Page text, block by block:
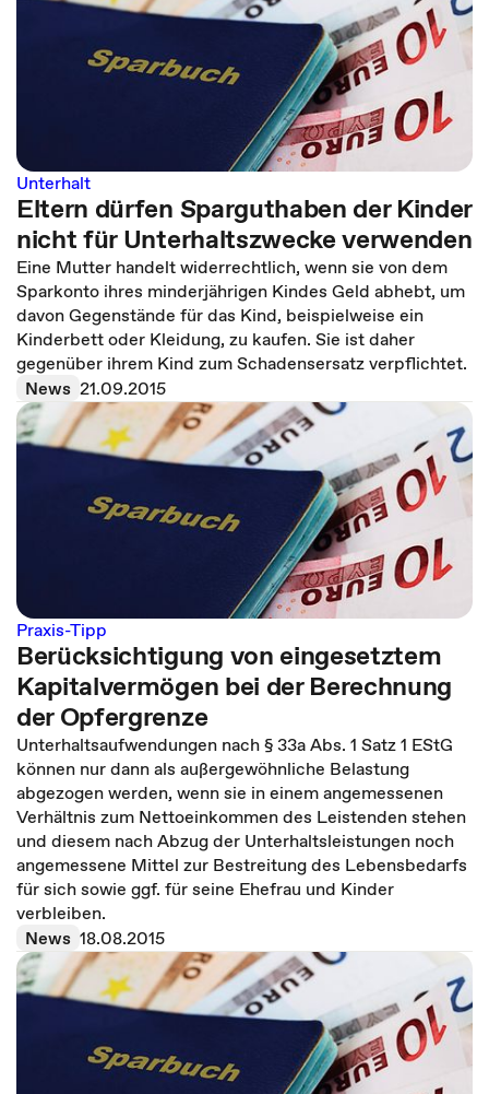
Unterhalt
Eltern dürfen Sparguthaben der Kinder
nicht für Unterhaltszwecke verwenden
Eine Mutter handelt widerrechtlich, wenn sie von dem
Sparkonto ihres minderjährigen Kindes Geld abhebt, um
davon Gegenstände für das Kind, beispielweise ein
Kinderbett oder Kleidung, zu kaufen. Sie ist daher
gegenüber ihrem Kind zum Schadensersatz verpflichtet.
News 21.09.2015
Praxis-Tipp
Berücksichtigung von eingesetztem
Kapitalvermögen bei der Berechnung
der Opfergrenze
Unterhaltsaufwendungen nach § 33a Abs. 1 Satz 1 EStG
können nur dann als außergewöhnliche Belastung
abgezogen werden, wenn sie in einem angemessenen
Verhältnis zum Nettoeinkommen des Leistenden stehen
und diesem nach Abzug der Unterhaltsleistungen noch
angemessene Mittel zur Bestreitung des Lebensbedarfs
für sich sowie ggf. für seine Ehefrau und Kinder
verbleiben.
News 18.08.2015